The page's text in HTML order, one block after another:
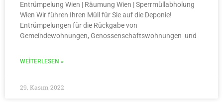
Entrümpelung Wien | Räumung Wien | Sperrmüllabholung
Wien Wir führen Ihren Müll für Sie auf die Deponie!
Entrümpelungen für die Rückgabe von
Gemeindewohnungen, Genossenschaftswohnungen und
WEITERLESEN »
29. Kasım 2022